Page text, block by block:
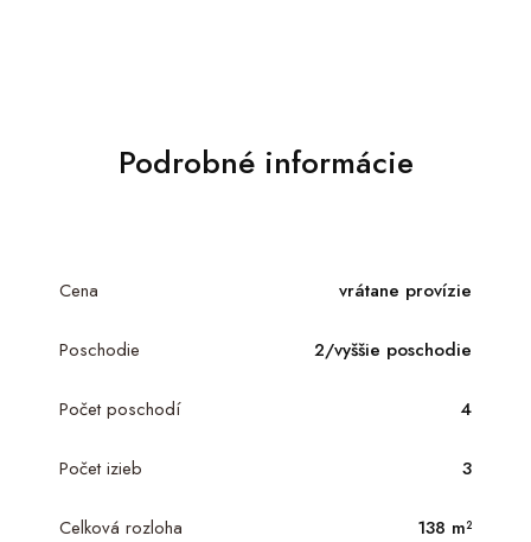
Podrobné informácie
Cena vrátane provízie
Poschodie 2/vyššie poschodie
Počet poschodí 4
Počet izieb 3
Celková rozloha 138 m²